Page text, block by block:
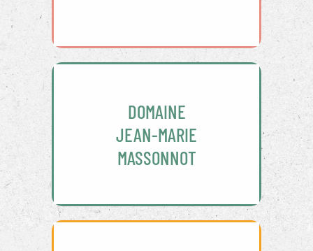
DOMAINE
JEAN-MARIE
MASSONNOT